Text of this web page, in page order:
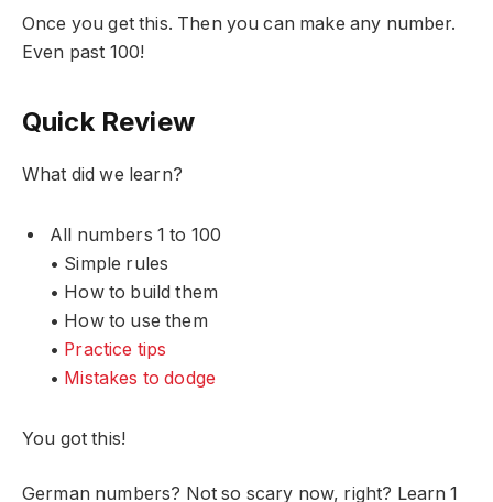
Once you get this. Then you can make any number.
Even past 100!
Quick Review
What did we learn?
All numbers 1 to 100
• Simple rules
• How to build them
• How to use them
• Practice tips
• Mistakes to dodge
You got this!
German numbers? Not so scary now, right? Learn 1